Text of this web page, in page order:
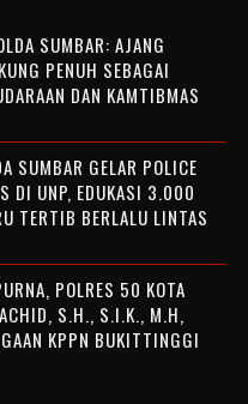
SUMBAR: AJANG
PENUH SEBAGAI
DAN KAMTIBMAS
SUMBAR GELAR POLICE
DI UNP, EDUKASI 3.000
TERTIB BERLALU LINTAS
POLRES 50 KOTA
S.H., S.I.K., M.H,
KPPN BUKITTINGGI